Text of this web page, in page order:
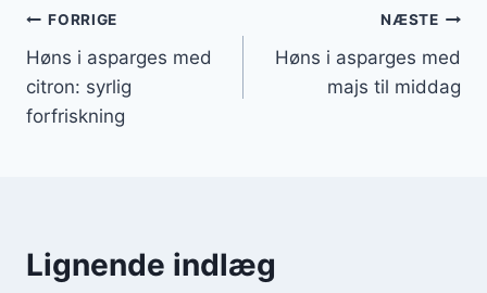
Indlægsnavigation
FORRIGE
Høns i asparges med
citron: syrlig
forfriskning
NÆSTE
Høns i asparges med
majs til middag
Lignende indlæg